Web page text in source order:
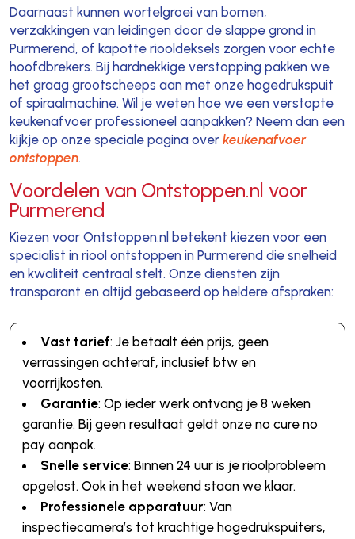
Daarnaast kunnen wortelgroei van bomen,
verzakkingen van leidingen door de slappe grond in
Purmerend, of kapotte riooldeksels zorgen voor echte
hoofdbrekers. Bij hardnekkige verstopping pakken we
het graag grootscheeps aan met onze hogedrukspuit
of spiraalmachine. Wil je weten hoe we een verstopte
keukenafvoer professioneel aanpakken? Neem dan een
kijkje op onze speciale pagina over keukenafvoer
ontstoppen.
Voordelen van Ontstoppen.nl voor
Purmerend
Kiezen voor Ontstoppen.nl betekent kiezen voor een
specialist in riool ontstoppen in Purmerend die snelheid
en kwaliteit centraal stelt. Onze diensten zijn
transparant en altijd gebaseerd op heldere afspraken:
Vast tarief: Je betaalt één prijs, geen
verrassingen achteraf, inclusief btw en
voorrijkosten.
Garantie: Op ieder werk ontvang je 8 weken
garantie. Bij geen resultaat geldt onze no cure no
pay aanpak.
Snelle service: Binnen 24 uur is je rioolprobleem
opgelost. Ook in het weekend staan we klaar.
Professionele apparatuur: Van
inspectiecamera’s tot krachtige hogedrukspuiters,